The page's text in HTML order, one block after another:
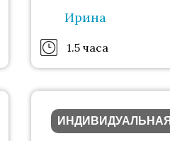
Ирина
1.5 часа
ИНДИВИДУАЛЬНАЯ